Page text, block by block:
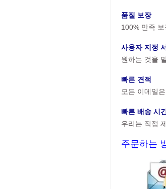
품질 보장
100% 만족 보
사용자 지정
원하는 것을
빠른 견적
모든 이메일
빠른 배송 시
우리는 직접
주문하는